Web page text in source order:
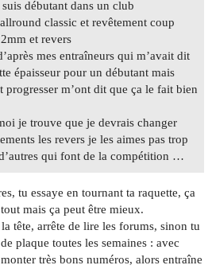
débutant dans un club
classic et revêtement coup
et revers
mes entraîneurs qui m’avait dit
épaisseur pour un débutant mais
progresser m’ont dit que ça le fait bien
je trouve que je devrais changer
les revers je les aimes pas trop
qui font de la compétition …
tu essaye en tournant ta raquette, ça
mais ça peut être mieux.
tête, arrête de lire les forums, sinon tu
plaque toutes les semaines : avec
très bons numéros, alors entraîne